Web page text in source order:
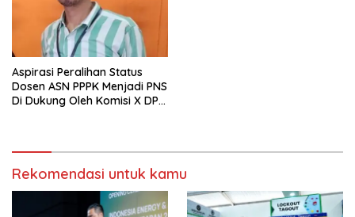
Aspirasi Peralihan Status
Dosen ASN PPPK Menjadi PNS
Di Dukung Oleh Komisi X DPR
Rekomendasi untuk kamu